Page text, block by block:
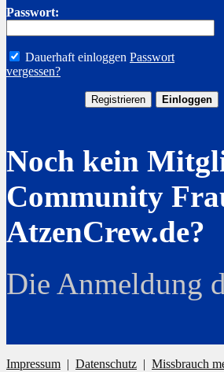
Passwort:
Dauerhaft einloggen Passwort
vergessen?
Noch kein
Community
AtzenCrew.de?
Die Anmeldung
Impressum | Datenschutz | Missbrauch